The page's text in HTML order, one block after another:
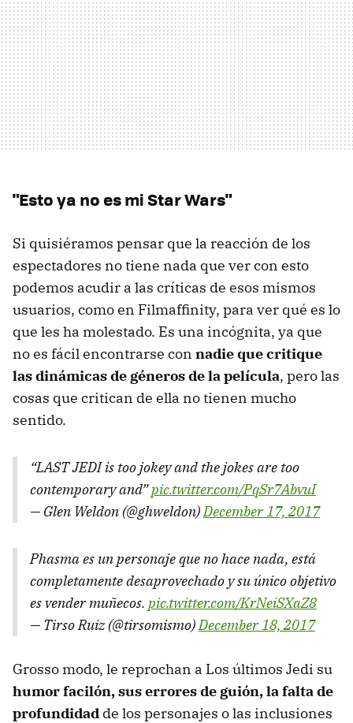
"Esto ya no es mi Star Wars"
Si quisiéramos pensar que la reacción de los
espectadores no tiene nada que ver con esto
podemos acudir a las críticas de esos mismos
usuarios, como en Filmaffinity, para ver qué es lo
que les ha molestado. Es una incógnita, ya que
no es fácil encontrarse con nadie que critique
las dinámicas de géneros de la película, pero las
cosas que critican de ella no tienen mucho
sentido.
“LAST JEDI is too jokey and the jokes are too
contemporary and”pic.twitter.com/PqSr7AbvuI
— Glen Weldon (@ghweldon)December 17, 2017
Phasma es un personaje que no hace nada, está
completamente desaprovechado y su único objetivo
es vender muñecos. pic.twitter.com/KrNeiSXaZ8
— Tirso Ruiz (@tirsomismo)December 18, 2017
Grosso modo, le reprochan a Los últimos Jedi su
humor facilón, sus errores de guión, la falta de
profundidad de los personajes o las inclusiones